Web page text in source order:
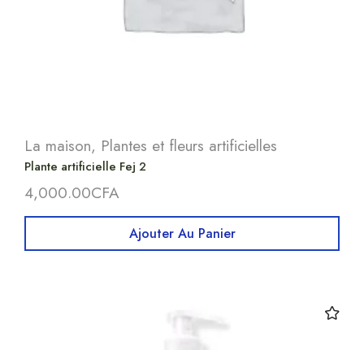
La maison, Plantes et fleurs artificielles
Plante artificielle Fej 2
4,000.00CFA
Ajouter Au Panier